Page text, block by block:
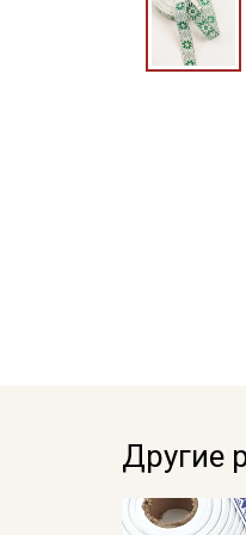
Другие